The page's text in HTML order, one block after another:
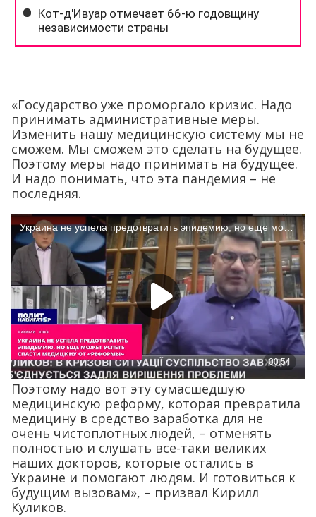
«Государство уже проморгало кризис. Надо
принимать административные меры.
Изменить нашу медицинскую систему мы не
сможем. Мы сможем это сделать на будущее.
Поэтому меры надо принимать на будущее.
И надо понимать, что эта пандемия – не
последняя.
Поэтому надо вот эту сумасшедшую
медицинскую реформу, которая превратила
медицину в средство заработка для не
очень чистоплотных людей, – отменять
полностью и слушать все-таки великих
наших докторов, которые остались в
Украине и помогают людям. И готовиться к
будущим вызовам», – призвал Кирилл
Куликов.